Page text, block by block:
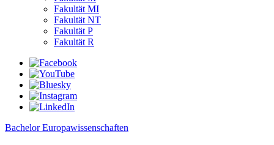
Fakultät MI
Fakultät NT
Fakultät P
Fakultät R
Bachelor Europawissenschaften